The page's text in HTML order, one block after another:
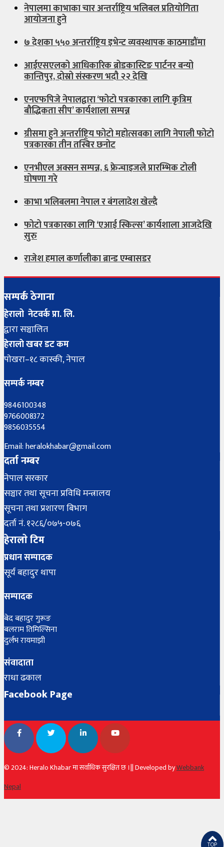
नेपालमा काभाका चार अन्तर्राष्ट्रिय भलिबल प्रतियोगिता
आयोजना हुने
७ देशका ५५० अन्तर्राष्ट्रिय इभेन्ट व्यवस्थापक काठमाडौंमा
आईएसएलको आधिकारिक ब्रोडकास्टिङ पार्टनर बन्यो
कान्तिपुर, दोस्रो संस्करण भदौ २२ देखि
एनएफपिजे नेपालद्वारा ‘फोटो पत्रकारका लागि कृत्रिम
बौद्धिकता सीप’ कार्यशाला सम्पन्न
ग्रीसमा हुने अन्तर्राष्ट्रिय फोटो महोत्सवका लागि नेपाली फोटो
पत्रकारका तीन तस्बिर छनोट
एनभीएल अक्सन सम्पन्न, ६ फ्रेन्चाइजले प्रारम्भिक टोली
घोषणा गरे
काभा भलिबलमा नेपाल र बंगलादेश खेल्दै
फोटो पत्रकारका लागि ‘एआई स्किल्स’ कार्यशाला आजदेखि
सुरु
राजेश हमाल कर्णालीका ब्रान्ड एम्बासडर
सम्पर्क ठेगाना
हेरालो नेटवर्क प्रा. लि.
द्वारा सञ्चालित
हेरालाे खबर डट कम
पाेखरा–१८ कास्की, नेपाल
सम्पर्क नम्बर
9846100348
9766008372
9856035554
Email: heralokhabar@gmail.com
दर्ता नम्बर
नेपाल सरकार
सञ्चार तथा सूचना प्रविधि मन्त्रालय
सूचना तथा प्रशारण बिभाग
दर्ता नं. १२८६/०७५-०७६
हेरालाे टिम
प्रधान सम्पादक
सूर्य बहादुर थापा
सम्पादक
बेद बहादुर गुरूङ
बलराम तिमिल्सिना
दुर्लभ रायमाझी
संवादाता
राधा ढकाल
Facebook Page
© 2024: Heralo Khabar मा सर्वाधिक सुरक्षित छ ।|| Developed byWebbank
Nepal
TOP